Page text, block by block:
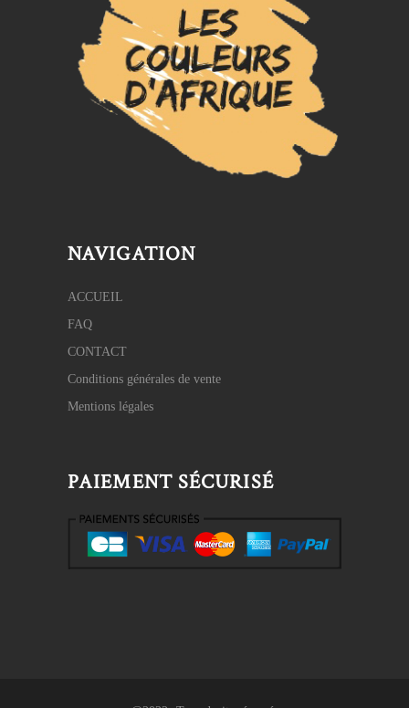
NAVIGATION
ACCUEIL
FAQ
CONTACT
Conditions générales de vente
Mentions légales
PAIEMENT SÉCURISÉ